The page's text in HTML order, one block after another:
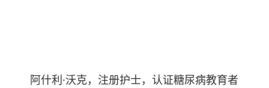
阿什利·沃克，注册护士，认证糖尿病教育者